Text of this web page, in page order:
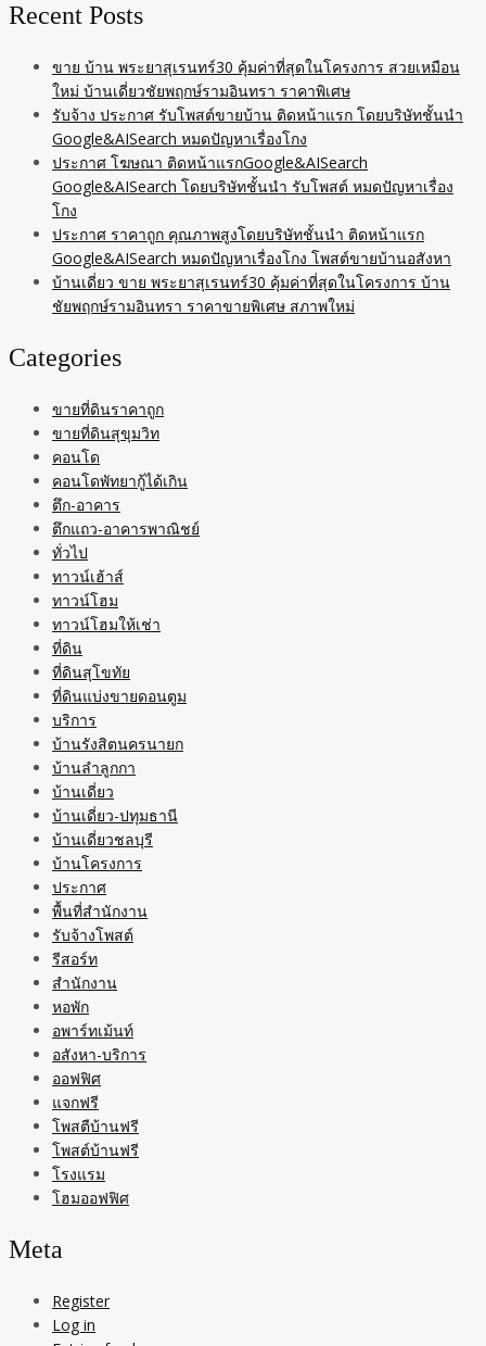
Recent Posts
ขาย บ้าน พระยาสุเรนทร์30 คุ้มค่าที่สุดในโครงการ สวยเหมือน
ใหม่ บ้านเดี่ยวชัยพฤกษ์รามอินทรา ราคาพิเศษ
รับจ้าง ประกาศ รับโพสต์ขายบ้าน ติดหน้าแรก โดยบริษัทชั้นนำ
Google&AISearch หมดปัญหาเรื่องโกง
ประกาศ โฆษณา ติดหน้าแรกGoogle&AISearch
Google&AISearch โดยบริษัทชั้นนำ รับโพสต์ หมดปัญหาเรื่อง
โกง
ประกาศ ราคาถูก คุณภาพสูงโดยบริษัทชั้นนำ ติดหน้าแรก
Google&AISearch หมดปัญหาเรื่องโกง โพสต์ขายบ้านอสังหา
บ้านเดี่ยว ขาย พระยาสุเรนทร์30 คุ้มค่าที่สุดในโครงการ บ้าน
ชัยพฤกษ์รามอินทรา ราคาขายพิเศษ สภาพใหม่
Categories
ขายที่ดินราคาถูก
ขายที่ดินสุขุมวิท
คอนโด
คอนโดพัทยากู้ได้เกิน
ตึก-อาคาร
ตึกแถว-อาคารพาณิชย์
ทั่วไป
ทาวน์เฮ้าส์
ทาวน์โฮม
ทาวน์โฮมให้เช่า
ที่ดิน
ที่ดินสุโขทัย
ที่ดินแบ่งขายดอนตูม
บริการ
บ้านรังสิตนครนายก
บ้านลำลูกกา
บ้านเดี่ยว
บ้านเดี่ยว-ปทุมธานี
บ้านเดี่ยวชลบุรี
บ้านโครงการ
ประกาศ
พื้นที่สำนักงาน
รับจ้างโพสต์
รีสอร์ท
สำนักงาน
หอพัก
อพาร์ทเม้นท์
อสังหา-บริการ
ออฟฟิศ
แจกฟรี
โพสตืบ้านฟรี
โพสต์บ้านฟรี
โรงแรม
โฮมออฟฟิศ
Meta
Register
Log in